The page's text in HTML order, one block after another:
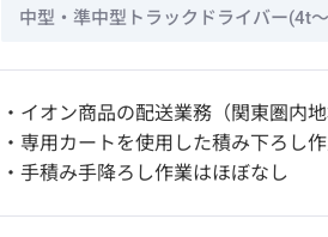
中型・準中型トラックドライバー(4t
・イオン商品の配送業務（関東圏内地
・専用カートを使用した積み下ろし
・手積み手降ろし作業はほぼなし